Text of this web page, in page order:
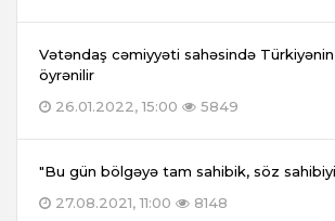
Vətəndaş cəmiyyəti sahəsində
öyrənilir
26.01.2022, 15:00
5849
"Bu gün bölgəyə tam sahibik, söz
27.08.2021, 11:00
8148